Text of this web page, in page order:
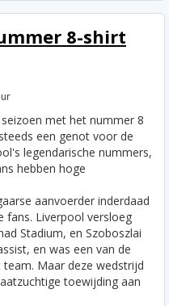
8-shirt
met het nummer 8
een genot voor de
legendarische nummers,
hebben hoge
aanvoerder inderdaad
fans. Liverpool versloeg
Stadium, en Szoboszlai
en was een van de
Maar deze wedstrijd
toewijding aan